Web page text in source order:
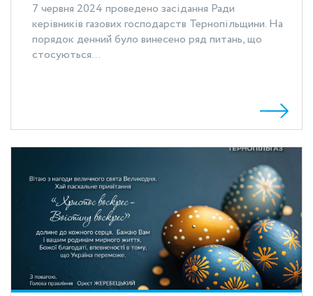
7 червня 2024 проведено засідання Ради
керівників газових господарств Тернопільщини. На
порядок денний було винесено ряд питань, що
стосуються...